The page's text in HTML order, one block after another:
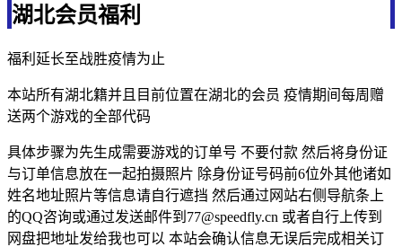
湖北会员福利
福利延长至战胜疫情为止
本站所有湖北籍并且目前位置在湖北的会员 疫情期间每周赠
送两个游戏的全部代码
具体步骤为先生成需要游戏的订单号 不要付款 然后将身份证
与订单信息放在一起拍摄照片 除身份证号码前6位外其他诸如
姓名地址照片等信息请自行遮挡 然后通过网站右侧导航条上
的QQ咨询或通过发送邮件到77@speedfly.cn 或者自行上传到
网盘把地址发给我也可以 本站会确认信息无误后完成相关订